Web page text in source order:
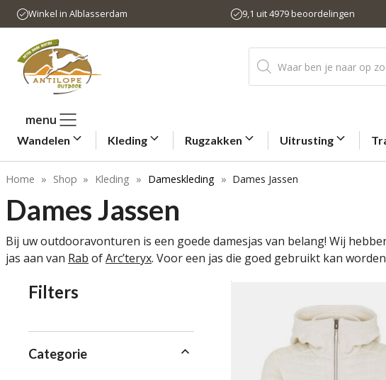
naar
inhoud
Winkel in Alblasserdam 9,1 uit 4979 beoordelingen
Producten
zoeken
menu
Wandelen Kleding Rugzakken Uitrusting
Home » Shop » Kleding » Dameskleding » Dames Jassen
Dames Jassen
Bij uw outdooravonturen is een goede damesjas van belang! Wij
jas aan van Rab ofArc’teryx. Voor een jas die goed gebruikt kan
Filters
Categorie